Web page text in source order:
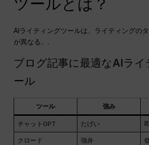
AIライティングツールは、ライティングの
が異なる。.
ブログ記事に最適なAIライ
ール
ツール 強み
チャットGPT たげい
クロード 強弁